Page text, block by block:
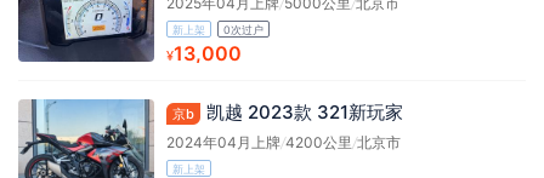
新上架 0次过户
¥13,000
京b 凯越 2023款 321新玩家
2024年04月上牌/4200公里 /北京市
新上架